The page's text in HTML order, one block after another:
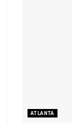
ATLANTA